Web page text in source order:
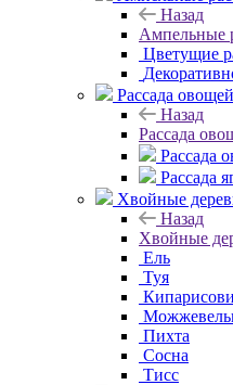
Назад
Ампельные
Цветущие
Рассада
Назад
Рассада
Рассада
Рассада
Хвойные
Назад
Хвойные
Ель
Туя
Пихта
Сосна
Тисc